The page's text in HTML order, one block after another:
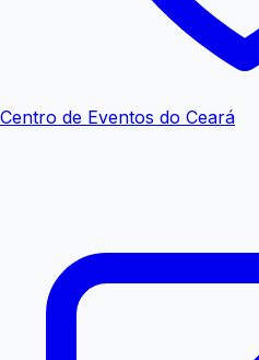
Centro de Eventos do Ceará